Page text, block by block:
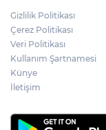
Gizlilik Politikası
Çerez Politikası
Veri Politikası
Kullanım Şartnamesi
Künye
İletişim